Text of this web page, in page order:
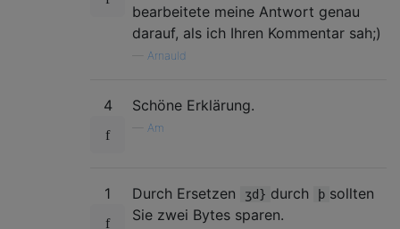
bearbeitete meine Antwort genau
darauf, als ich Ihren Kommentar sah;)
Arnauld
4 Schöne Erklärung.
Am
1 Durch Ersetzen ʒd} durch þ sollten
Sie zwei Bytes sparen.